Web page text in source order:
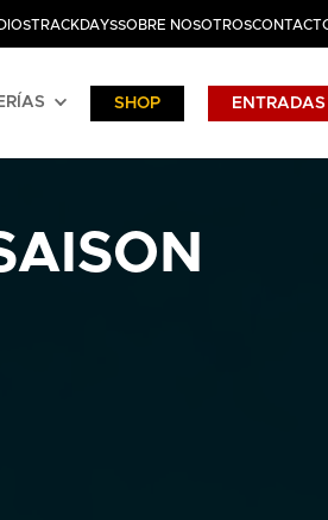
TRACKDAYSSOBRE NOSOTROS
SHOP ENTRADAS